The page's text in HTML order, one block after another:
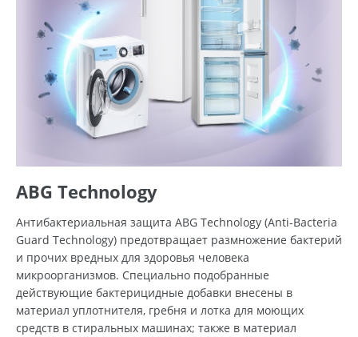
ABG Technology
Антибактериальная защита ABG Technology (Anti-Bacteria
Guard Technology) предотвращает размножение бактерий
и прочих вредных для здоровья человека
микроорганизмов. Специально подобранные
действующие бактерицидные добавки внесены в
материал уплотнителя, гребня и лотка для моющих
средств в стиральных машинах; также в материал